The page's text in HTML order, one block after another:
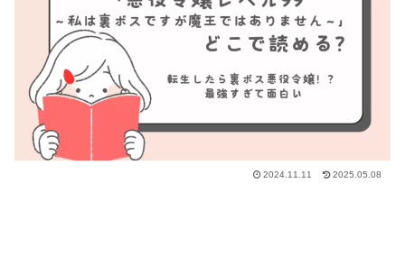
2024.11.11 2025.05.08